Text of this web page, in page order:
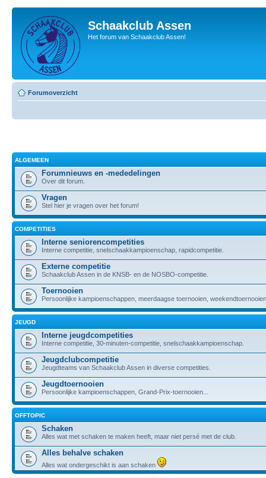
Schaakclub Assen
Het forum van Schaakclub Assen!
Forumoverzicht
ALGEMEEN
Forumnieuws en -mededelingen
Over dit forum.
Vragen
Stel hier je vragen over het forum!
COMPETITIES
Interne seniorencompetities
Interne competitie, snelschaakkampioenschap, rapidcompetitie.
Externe competitie
Schaakclub Assen in de KNSB- en de NOSBO-competitie.
Toernooien
Persoonlijke kampioenschappen, meerdaagse toernooien,
JEUGD
Interne jeugdcompetities
Interne competitie, 30-minuten-competitie, snelschaakkampioenschap.
Jeugdclubcompetitie
Jeugdteams van Schaakclub Assen in diverse competities.
Jeugdtoernooien
Persoonlijke kampioenschappen, Grand-Prix-toernooien...
OFFTOPIC
Schaken
Alles wat met schaken te maken heeft, maar niet persé met de club.
Alles behalve schaken
Alles wat ondergeschikt is aan schaken